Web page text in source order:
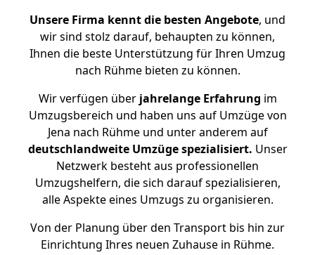
Unsere Firma kennt die besten Angebote, und
wir sind stolz darauf, behaupten zu können,
Ihnen die beste Unterstützung für Ihren Umzug
nach Rühme bieten zu können.
Wir verfügen überjahrelange Erfahrung im
Umzugsbereich und haben uns auf Umzüge von
Jena nach Rühme und unter anderem auf
deutschlandweite Umzüge spezialisiert. Unser
Netzwerk besteht aus professionellen
Umzugshelfern, die sich darauf spezialisieren,
alle Aspekte eines Umzugs zu organisieren.
Von der Planung über den Transport bis hin zur
Einrichtung Ihres neuen Zuhause in Rühme.